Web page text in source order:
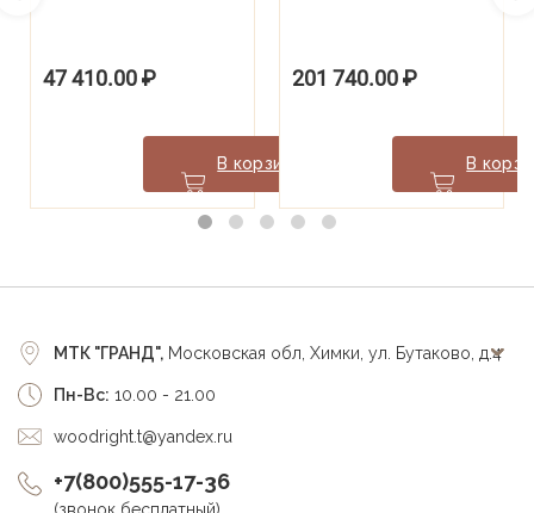
47 410.00₽
В корзину
201 740.00₽
В
МТК "ГРАНД", Московская обл, Химки, ул. Бутаково, д.4
Пн-Вс: 10.00 - 21.00
woodright.t@yandex.ru
+7(800)555-17-36
(звонок бесплатный)